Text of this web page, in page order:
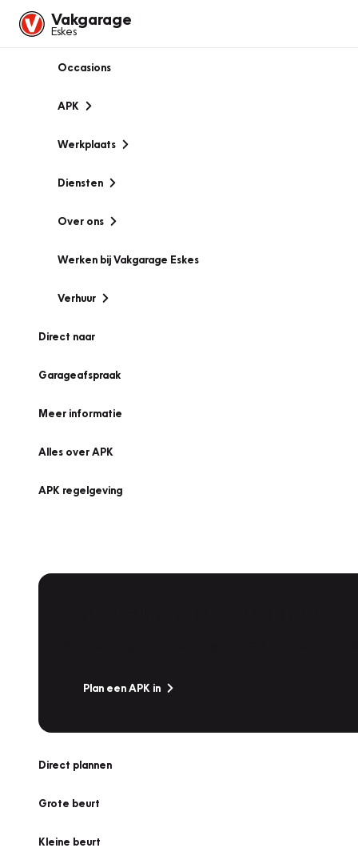
Vakgarage
Eskes
Occasions
APK
Werkplaats
Diensten
Over ons
Werken bij Vakgarage Eskes
Verhuur
Direct naar
Garageafspraak
Meer informatie
Alles over APK
APK regelgeving
Plan een APK in
Direct plannen
Grote beurt
Kleine beurt